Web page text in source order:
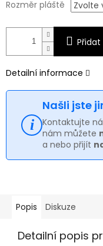
Rozměr pláště
Přidat
Detailní informace
Našli jste
Kontaktujte
nám můžete
a nebo přijít
Popis Diskuze
Detailní popis